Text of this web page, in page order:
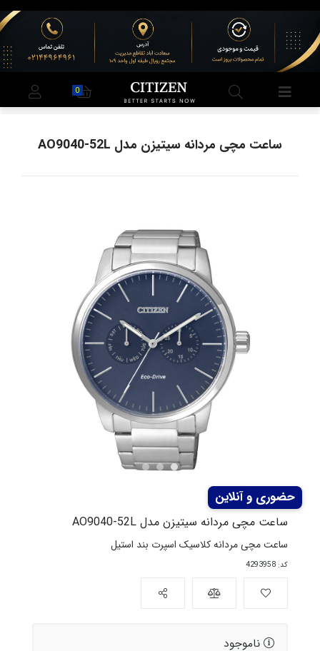
ساعت مچی مردانه سیتیزن مدل AO9040-52L
ساعت مچی مردانه سیتیزن مدل AO9040-52L
ساعت مچی مردانه کلاسیک اسپرت بند استیل
کد: 4293958
ناموجود
0